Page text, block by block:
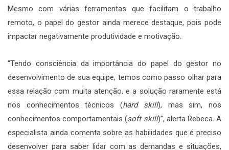
Mesmo com várias ferramentas que facilitam o trabalho
remoto, o papel do gestor ainda merece destaque, pois pode
impactar negativamente produtividade e motivação.
“Tendo consciência da importância do papel do gestor no
desenvolvimento de sua equipe, temos como passo olhar para
essa relação com muita atenção, e a solução raramente está
nos conhecimentos técnicos (hard skill), mas sim, nos
conhecimentos comportamentais (soft skill)”, alerta Rebeca. A
especialista ainda comenta sobre as habilidades que é preciso
desenvolver para saber lidar com as demandas e situações,